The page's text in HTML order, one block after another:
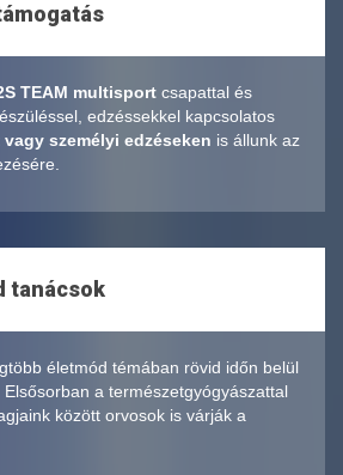
TEAM multisport csapattal és
edzéssekkel kapcsolatos
vagy személyi edzéseken is állunk az
tanácsok
életmód témában rövid időn belül
a természetgyógyászattal
között orvosok is várják a